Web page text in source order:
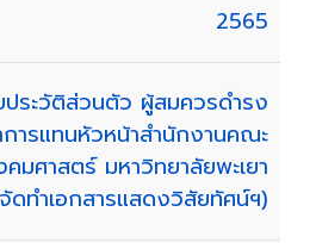
2565
ประวัติส่วนตัว ผู้สมควรดำรง
ารแทนหัวหน้าสำนักงานคณะ
มศาสตร์ มหาวิทยาลัยพะเยา
ดทำเอกสารแสดงวิสัยทัศน์ฯ)